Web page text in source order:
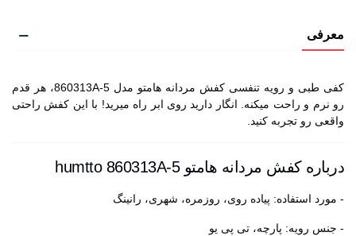
معرفی
کفی طبی و رویه تنفسی کفش مردانه هامتو مدل 860313A-5، هر قدم
رو نرم و راحت میکنه. انگار دارید روی ابر راه میرید! با این کفش راحتی
واقعی رو تجربه کنید.
درباره کفش مردانه هامتو humtto 860313A-5
- مورد استفاده: پیاده روی، روزمره، شهری، رانینگ
- جنس رویه: پارچه، تی پی یو